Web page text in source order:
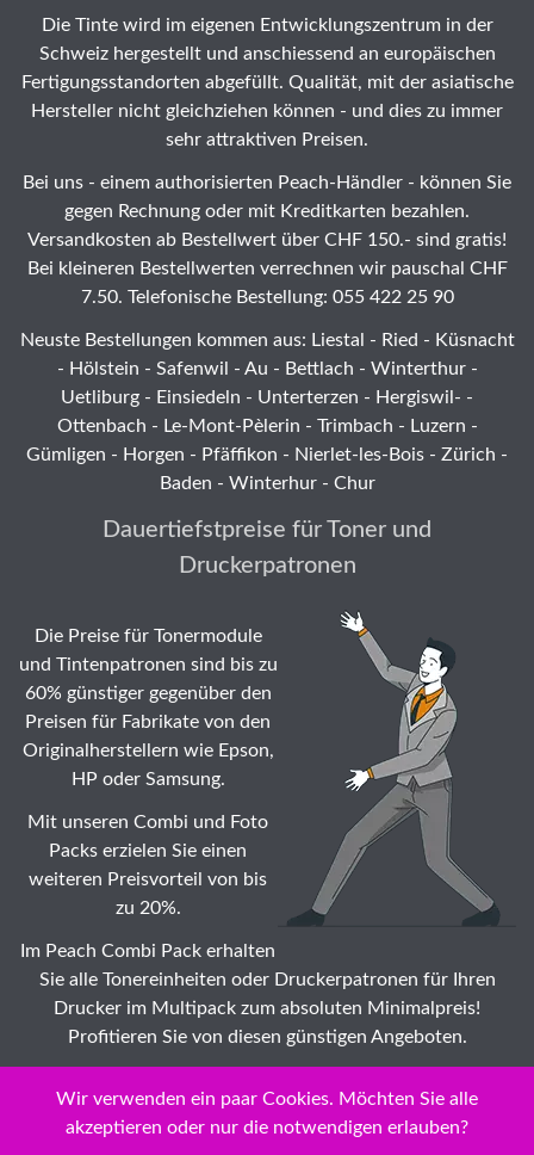
Die Tinte wird im eigenen Entwicklungszentrum in der
Schweiz hergestellt und anschiessend an europäischen
Fertigungsstandorten abgefüllt. Qualität, mit der asiatische
Hersteller nicht gleichziehen können - und dies zu immer
sehr attraktiven Preisen.
Bei uns - einem authorisierten Peach-Händler - können Sie
gegen Rechnung oder mit Kreditkarten bezahlen.
Versandkosten ab Bestellwert über CHF 150.- sind gratis!
Bei kleineren Bestellwerten verrechnen wir pauschal CHF
7.50. Telefonische Bestellung: 055 422 25 90
Neuste Bestellungen kommen aus: Liestal - Ried - Küsnacht
- Hölstein - Safenwil - Au - Bettlach - Winterthur-
Uetliburg - Einsiedeln - Unterterzen - Hergiswil- -
Ottenbach - Le-Mont-Pèlerin - Trimbach - Luzern -
Gümligen - Horgen - Pfäffikon - Nierlet-les-Bois - Zürich -
Baden - Winterhur - Chur
Dauertiefstpreise für Toner und
Druckerpatronen
Die Preise für Tonermodule
und Tintenpatronen sind bis zu
60% günstiger gegenüber den
Preisen für Fabrikate von den
Originalherstellern wie Epson,
HP oder Samsung.
Mit unseren Combi und Foto
Packs erzielen Sie einen
weiteren Preisvorteil von bis
zu 20%.
Im Peach Combi Pack erhalten
Sie alle Tonereinheiten oder Druckerpatronen für Ihren
Drucker im Multipack zum absoluten Minimalpreis!
Profitieren Sie von diesen günstigen Angeboten.
MFP Tonermodule ☆ Modell zu Dauertiefstpreisen /
Impeachment
Wir verwenden ein paar Cookies. Möchten Sie alle
akzeptieren oder nur die notwendigen erlauben?